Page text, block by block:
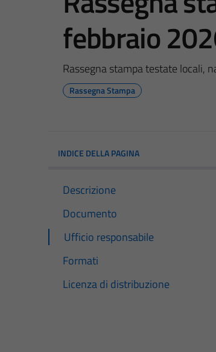
febbraio
Rassegna stampa testate locali,
Rassegna Stampa
INDICE DELLA PAGINA
Descrizione
Documento
Ufficio responsabile
Formati
Licenza di distribuzione